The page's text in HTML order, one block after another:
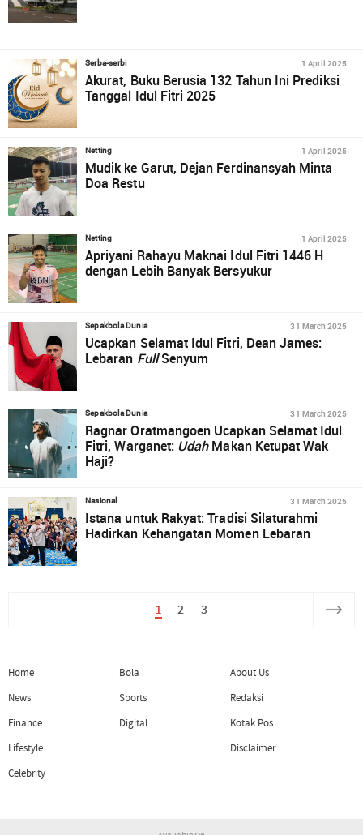
Serba-serbi 1 April 2025
Akurat, Buku Berusia 132 Tahun Ini Prediksi
Tanggal Idul Fitri 2025
Netting 1 April 2025
Mudik ke Garut, Dejan Ferdinansyah Minta
Doa Restu
Netting 1 April 2025
Apriyani Rahayu Maknai Idul Fitri 1446 H
dengan Lebih Banyak Bersyukur
Sepakbola Dunia 31 March 2025
Ucapkan Selamat Idul Fitri, Dean James:
Lebaran FullSenyum
Sepakbola Dunia 31 March 2025
Ragnar Oratmangoen Ucapkan Selamat Idul
Fitri, Warganet: UdahMakan Ketupat Wak
Haji?
Nasional 31 March 2025
Istana untuk Rakyat: Tradisi Silaturahmi
Hadirkan Kehangatan Momen Lebaran
1 2 3
Home
News
Finance
Lifestyle
Celebrity
Bola
Sports
Digital
About Us
Redaksi
Kotak Pos
Disclaimer